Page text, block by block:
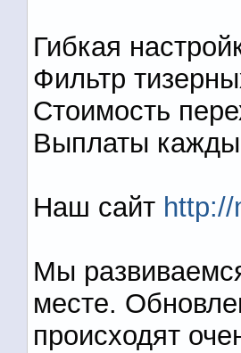
Гибкая
Фильтр
Стоимость
Выплаты
Наш сайт
Мы
месте.
происходят